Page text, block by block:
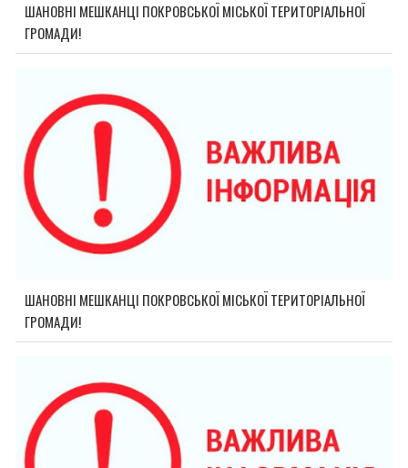
ШАНОВНІ МЕШКАНЦІ ПОКРОВСЬКОЇ МІСЬКОЇ ТЕРИТОРІАЛЬНОЇ
ГРОМАДИ!
ШАНОВНІ МЕШКАНЦІ ПОКРОВСЬКОЇ МІСЬКОЇ ТЕРИТОРІАЛЬНОЇ
ГРОМАДИ!